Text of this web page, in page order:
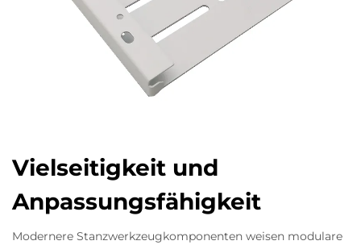
Vielseitigkeit und
Anpassungsfähigkeit
Modernere Stanzwerkzeugkomponenten weisen modulare